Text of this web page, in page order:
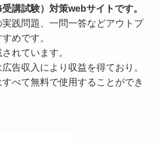
講試験）対策webサイトです。
践問題、一問一答などアウトプ
めです。
れています。
告収入により収益を得ており。
べて無料で使用することができ